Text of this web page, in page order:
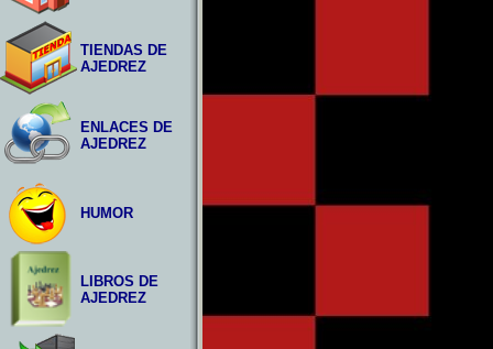
TIENDAS DE
AJEDREZ
ENLACES DE
AJEDREZ
HUMOR
LIBROS DE
AJEDREZ